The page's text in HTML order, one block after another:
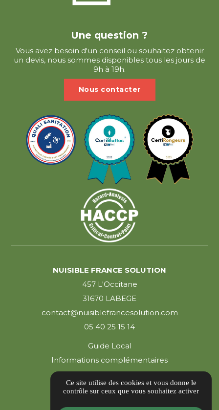
Une question ?
Vous avez besoin d'un conseil ou souhaitez obtenir
un devis, nous sommes disponibles tous les jours de
9h à 19h.
Nous contacter
NUISIBLE FRANCE SOLUTION
457 L'Occitane
31670 LABEGE
contact@nuisiblefrancesolution.com
05 40 25 15 14
Guide Local
Informations complémentaires
Mentions légales
Politique de confidentialité
Ce site utilise des cookies et vous donne le
contrôle sur ceux que vous souhaitez activer